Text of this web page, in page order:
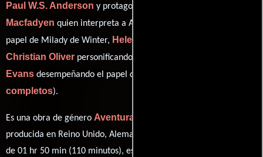
Paul W.S. Anderson y protagonizada por
Macfadyen quien interpreta a Athos,
papel de Milady de Winter, Helen George
Christian Oliver personificando a Venetian Nobleman y
Evans desempeñando el papel de Aramis (
completos).
Es una obra de género Aventura
producida en Reino Unido, Alemania y Francia. Con una duración
de 01 hr 50 min (110 minutos), esta película tiene diálogos